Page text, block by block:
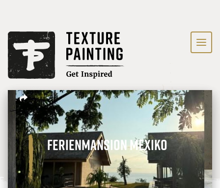
Ferienmansion Mexiko